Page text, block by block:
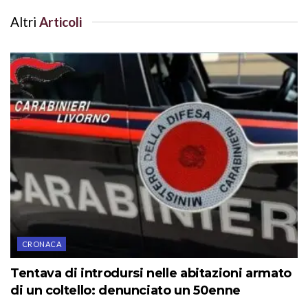
Altri Articoli
CRONACA
Tentava di introdursi nelle abitazioni armato
di un coltello: denunciato un 50enne